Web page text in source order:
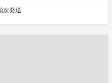
次発送